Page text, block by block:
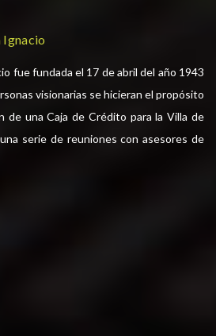
Ignacio
fue fundada el 17 de abril del año 1943
visionarias se hicieran el propósito
de una Caja de Crédito para la Villa de
serie de reuniones con asesores de